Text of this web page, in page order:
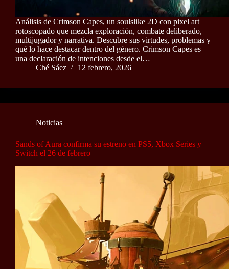
Análisis de Crimson Capes, un soulslike 2D con pixel art
rotoscopado que mezcla exploración, combate deliberado,
multijugador y narrativa. Descubre sus virtudes, problemas y
qué lo hace destacar dentro del género. Crimson Capes es
una declaración de intenciones desde el…
Ché Sáez
12 febrero, 2026
Noticias
Sands of Aura confirma su estreno en PS5, Xbox Series y
Switch el 26 de febrero